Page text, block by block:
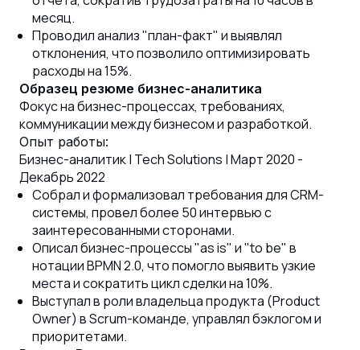
месяц.
Проводил анализ "план-факт" и выявлял
отклонения, что позволило оптимизировать
расходы на 15%.
Образец резюме бизнес-аналитика
Фокус на бизнес-процессах, требованиях,
коммуникации между бизнесом и разработкой.
Опыт работы:
Бизнес-аналитик | Tech Solutions | Март 2020 -
Декабрь 2022
Собрал и формализовал требования для CRM-
системы, провел более 50 интервью с
заинтересованными сторонами.
Описал бизнес-процессы "as is" и "to be" в
нотации BPMN 2.0, что помогло выявить узкие
места и сократить цикл сделки на 10%.
Выступал в роли владельца продукта (Product
Owner) в Scrum-команде, управлял бэклогом и
приоритетами.